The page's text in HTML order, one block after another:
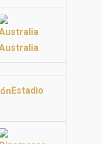
Estadio